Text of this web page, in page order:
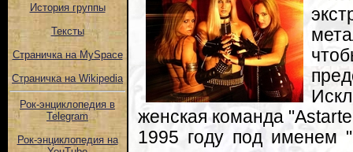
История группы
Тексты
Страничка на MySpace
Страничка на Wikipedia
Рок-энциклопедия в
Telegram
Рок-энциклопедия на
женская команда
1995 году под именем